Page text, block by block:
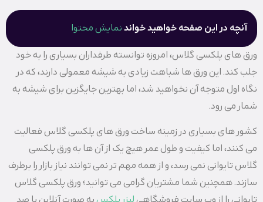
آنچه در این صفحه خواهید خواندنمایش محتوا
ورق های پلکسی گلاس، امروزه توانسته طرفداران بسیاری را به خود
جلب کند. این ورق ها شباهت زیادی به شیشه معمولی دارند، که در
نگاه اول متوجه آن نخواهید شد، اما بهترین جایگزین برای شیشه به
شمار می رود.
کشور های بسیاری در زمینه ساخت ورق های پلکسی گلاس فعالیت
می کنند، اما کیفیت و طول عمر هیچ یک از آن ها به ورق پلکسی
گلاس تایوانی نمی رسد، و از همه مهم تر نمی توانند نیاز بازار را برطرف
سازند. همچنین شما مشتریان گرامی می توانید؛ ورق پلکسی گلاس